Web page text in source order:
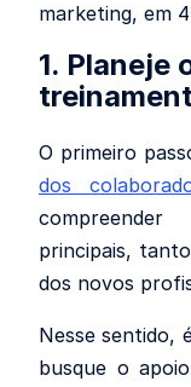
marketing, em
1. Planeje
O primeiro
dos
principais,
dos novos
Nesse sentido,
busque o